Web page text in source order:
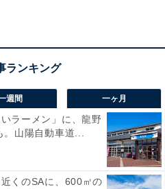
、子ども同士をつい比較し
さんはそれを悪いことと捉
んはここまでやっていた』
）具合を比較することもある
然勉強が足りてないじゃん』
週間 一ヶ月
ラーメン」に、龍野
山陽自動車道...
くのSAに、600㎡の